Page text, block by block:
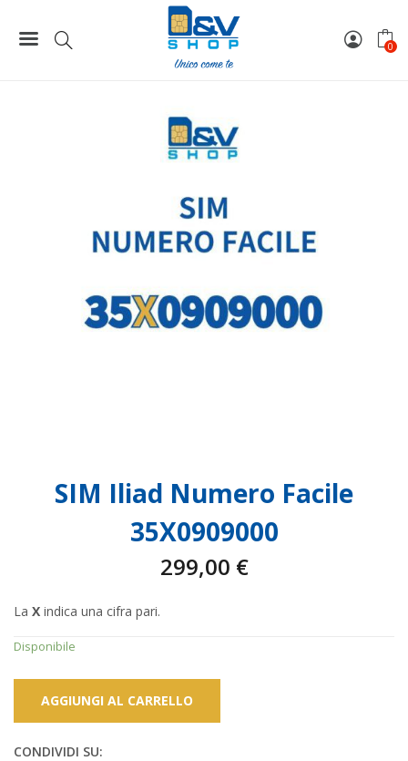
0
SIM Iliad Numero Facile 35X0909000
SIM Iliad Numero Facile
35X0909000
299,00 €
La X indica una cifra pari.
Disponibile
AGGIUNGI AL CARRELLO
CONDIVIDI SU: